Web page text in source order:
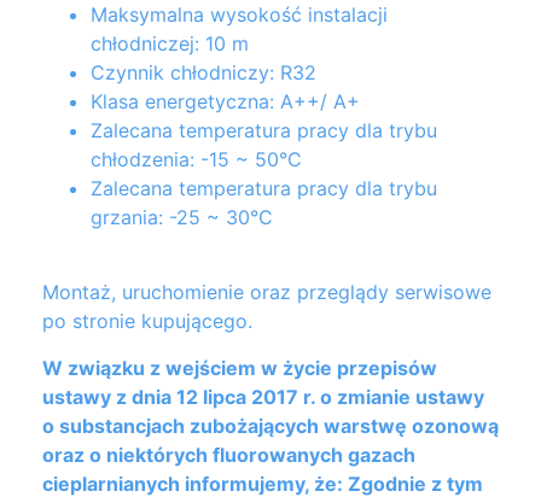
Maksymalna wysokość instalacji
chłodniczej: 10 m
Czynnik chłodniczy: R32
Klasa energetyczna: A++/ A+
Zalecana temperatura pracy dla trybu
chłodzenia: -15 ~ 50°C
Zalecana temperatura pracy dla trybu
grzania: -25 ~ 30°C
Montaż, uruchomienie oraz przeglądy serwisowe
po stronie kupującego.
W związku z wejściem w życie przepisów
ustawy z dnia 12 lipca 2017 r. o zmianie ustawy
o substancjach zubożających warstwę ozonową
oraz o niektórych fluorowanych gazach
cieplarnianych informujemy, że: Zgodnie z tym